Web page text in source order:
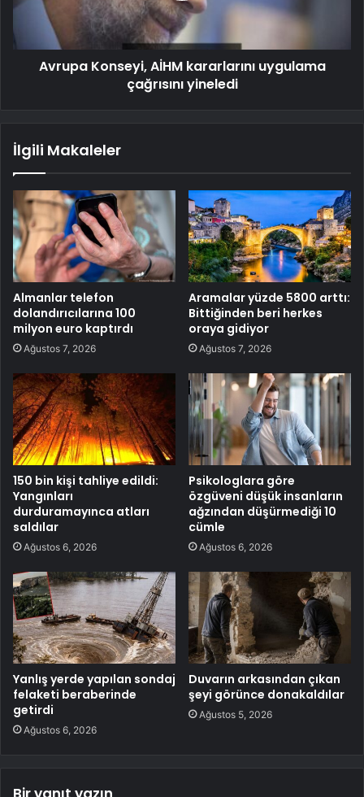
Avrupa Konseyi, AİHM kararlarını uygulama
çağrısını yineledi
İlgili Makaleler
Almanlar telefon
dolandırıcılarına 100
milyon euro kaptırdı
Ağustos 7, 2026
Aramalar yüzde 5800 arttı:
Bittiğinden beri herkes
oraya gidiyor
Ağustos 7, 2026
150 bin kişi tahliye edildi:
Yangınları
durduramayınca atları
saldılar
Ağustos 6, 2026
Psikologlara göre
özgüveni düşük insanların
ağzından düşürmediği 10
cümle
Ağustos 6, 2026
Yanlış yerde yapılan sondaj
felaketi beraberinde
getirdi
Ağustos 6, 2026
Duvarın arkasından çıkan
şeyi görünce donakaldılar
Ağustos 5, 2026